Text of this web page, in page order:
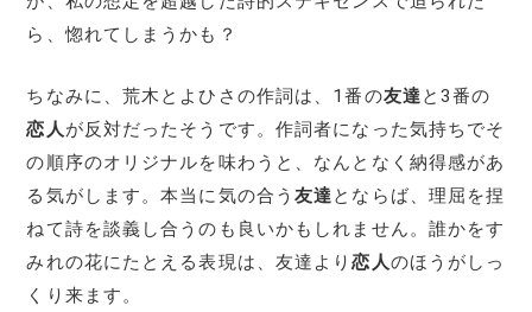
ら、惚れてしまうかも？
ちなみに、荒木とよひさの作詞は、1番の友達 と3番の
恋人 が反対だったそうです。作詞者になった気持ちでそ
の順序のオリジナルを味わうと、なんとなく納得感があ
る気がします。本当に気の合う友達 とならば、理屈を捏
ねて詩を談義し合うのも良いかもしれません。誰かをす
みれの花にたとえる表現は、友達より恋人のほうがしっ
くり来ます。